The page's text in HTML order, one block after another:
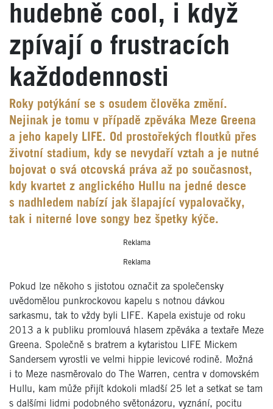
hudebně cool, i když
zpívají o frustracích
každodennosti
Roky potýkání se s osudem člověka změní.
Nejinak je tomu v případě zpěváka Meze Greena
a jeho kapely LIFE. Od prostořekých floutků přes
životní stadium, kdy se nevydaří vztah a je nutné
bojovat o svá otcovská práva až po současnost,
kdy kvartet z anglického Hullu na jedné desce
s nadhledem nabízí jak šlapající vypalovačky,
tak i niterné love songy bez špetky kýče.
Reklama
Reklama
Pokud lze někoho s jistotou označit za společensky
uvědomělou punkrockovou kapelu s notnou dávkou
sarkasmu, tak to vždy byli LIFE. Kapela existuje od roku
2013 a k publiku promlouvá hlasem zpěváka a textaře Meze
Greena. Společně s bratrem a kytaristou LIFE Mickem
Sandersem vyrostli ve velmi hippie levicové rodině. Možná
i to Meze nasměrovalo do The Warren, centra v domovském
Hullu, kam může přijít kdokoli mladší 25 let a setkat se tam
s dalšími lidmi podobného světonázoru, vyznání, pocitu